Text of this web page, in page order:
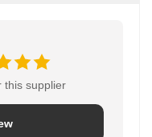
this supplier